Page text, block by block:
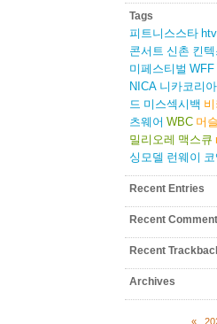
Tags
피트니스스타 htv
콘서트 신촌 킨텍
미페스티벌 WFF
NICA 니카코리아
드 미스섹시백
츠웨어 WBC 머
밀리오레 맥스큐
싱모델 런웨이
Recent Entries
Recent
Recent
Archives
«